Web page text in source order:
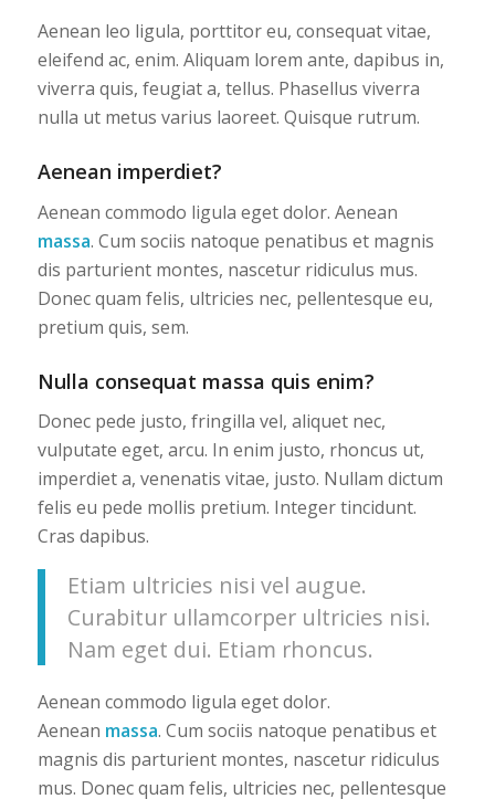
Aenean leo ligula, porttitor eu, consequat vitae,
eleifend ac, enim. Aliquam lorem ante, dapibus in,
viverra quis, feugiat a, tellus. Phasellus viverra
nulla ut metus varius laoreet. Quisque rutrum.
Aenean imperdiet?
Aenean commodo ligula eget dolor. Aenean
massa. Cum sociis natoque penatibus et magnis
dis parturient montes, nascetur ridiculus mus.
Donec quam felis, ultricies nec, pellentesque eu,
pretium quis, sem.
Nulla consequat massa quis enim?
Donec pede justo, fringilla vel, aliquet nec,
vulputate eget, arcu. In enim justo, rhoncus ut,
imperdiet a, venenatis vitae, justo. Nullam dictum
felis eu pede mollis pretium. Integer tincidunt.
Cras dapibus.
Etiam ultricies nisi vel augue.
Curabitur ullamcorper ultricies nisi.
Nam eget dui. Etiam rhoncus.
Aenean commodo ligula eget dolor.
Aenean massa. Cum sociis natoque penatibus et
magnis dis parturient montes, nascetur ridiculus
mus. Donec quam felis, ultricies nec, pellentesque